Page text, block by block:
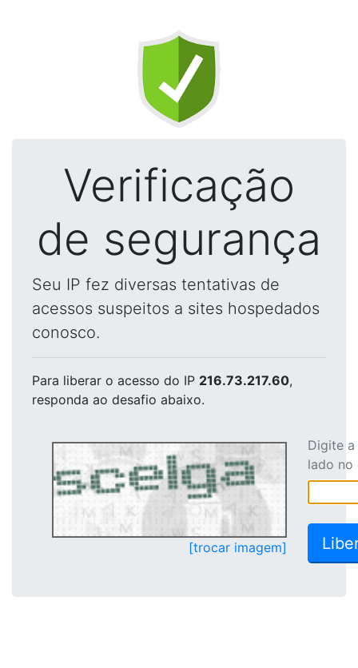
Verificação
de segurança
Seu IP fez diversas tentativas de
acessos suspeitos a sites hospedados
conosco.
Para liberar o acesso do IP 216.73.217.60,
responda ao desafio abaixo.
[trocar imagem]
Digite
lado no